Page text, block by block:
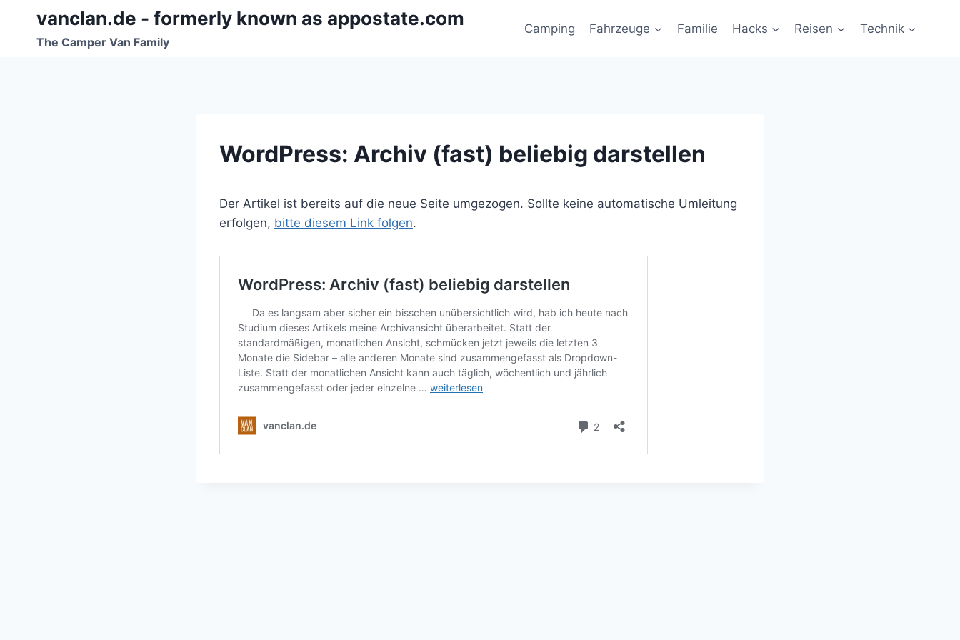
springen
vanclan.de - formerly known as appostate.com
The Camper Van Family
Camping Fahrzeuge Familie Hacks Reisen Technik
WordPress: Archiv (fast) beliebig darstellen
Der Artikel ist bereits auf die neue Seite umgezogen. Sollte keine automatische Umleitung
erfolgen, bitte diesem Link folgen.